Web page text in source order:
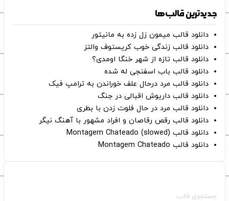
جدیدترین قالب‌ها
دانلود قالب میمون زل زده به مانیتور
دانلود قالب زندگی خوب کریستوف والتز
دانلود قالب تازه از شهر خنگا اومدی؟
دانلود قالب باب اسفنجی له شده
دانلود قالب مرد درحال علف خوراندن به ترامپ فیک
دانلود قالب داریوش اقبالی در جنگ
دانلود قالب مرد در حال فلوت زدن با بطری
دانلود قالب رقص رقاصان و افراد مشهور با آهنگ نیگر
دانلود قالب Montagem Chateado (slowed)
دانلود قالب Montagem Chateado
جستجوی قالب